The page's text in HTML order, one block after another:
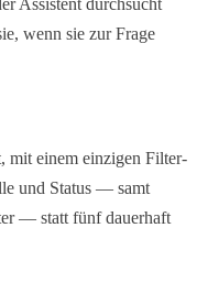
wenn sie zur Frage
mit einem einzigen Filter-
und Status — samt
— statt fünf dauerhaft